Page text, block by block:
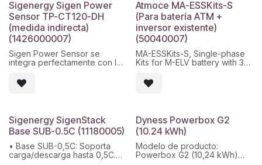
de venta o entrega.
útil del sistema y mantener la
seguridad de la instalación.
El ESS de Sigenergy integra a
la perfección el inversor
fotovoltaico, el sistema de
conversión de energía de la
batería (PCS), el cargador de
CC EV para vehículos
eléctricos, el paquete de
gestión de energía (EMS).
Sigenergy Sigen Power
Sensor TP-CT120-DH
(medida indirecta)
(1426000007)
Sigen Power Sensor se
integra perfectamente con los
necesidad de configuración.
Este sensor de potencia
en 1 de SigenStor.
El ESS de Sigenergy integra a
la perfección el inversor
fotovoltaico, el sistema de
conversión de energía de la
batería (PCS), el cargador de
Atmoce MA-ESSKits-S
(Para batería ATM +
inversor existente)
(50040007)
MA-ESSKits-S, Single-phase
Kits for M-ELV battery with 3rd
Sigenergy SigenStack
Base SUB-0.5C (11180005)
• Base SUB-0,5C: Soporta
carga/descarga hasta 0,5C.
Dyness Powerbox G2
(10.24 kWh)
Modelo de producto:
Powerbox G2 (10,24 kWh)